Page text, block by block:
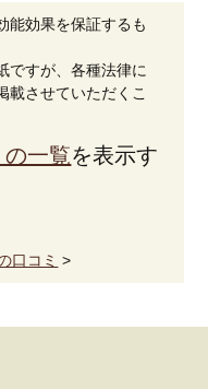
能効果を保証するも
ですが、各種法律に
載させていただくこ
一覧を表示す
口コミ >